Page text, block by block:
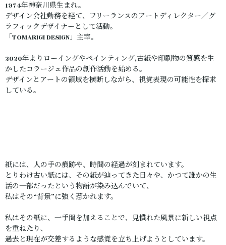
1974年神奈川県生まれ。
デザイン会社勤務を経て、フリーランスのアートディレクター／グ
ラフィックデザイナーとして活動。
「TOMARIGI DESIGN」主宰。
2020年よりローイングやペインティング,古紙や印刷物の質感を生
かしたコラージュ作品の創作活動を始める。
デザインとアートの領域を横断しながら、視覚表現の可能性を探求
している。
紙には、人の手の痕跡や、時間の経過が刻まれています。
とりわけ古い紙には、その紙が辿ってきた日々や、かつて誰かの生
活の一部だったという物語が染み込んでいて、
私はその“背景”に強く惹かれます。
私はその紙に、一手間を加えることで、見慣れた風景に新しい視点
を重ねたり、
過去と現在が交差するような感覚を立ち上げようとしています。